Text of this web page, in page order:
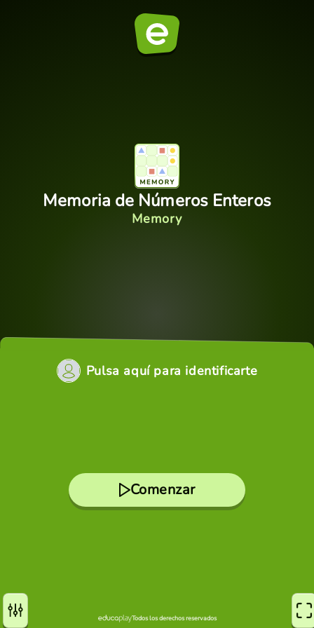
Memoria de Números Enteros
Memory
Pulsa aquí para identificarte
Comenzar
Todos los derechos reservados